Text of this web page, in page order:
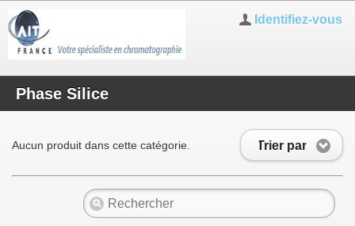
Identifiez-vous
Phase Silice
Trier par
Aucun produit dans cette catégorie.